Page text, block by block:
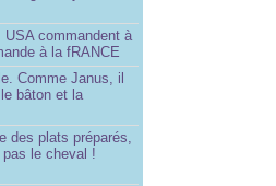
USA commandent à
à la fRANCE
Comme Janus, il
bâton et la
des plats préparés,
pas le cheval !